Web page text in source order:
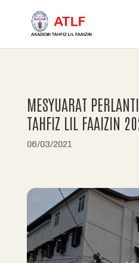
MESYUARAT
TAHFIZ LIL FAAIZIN
06/03/2021